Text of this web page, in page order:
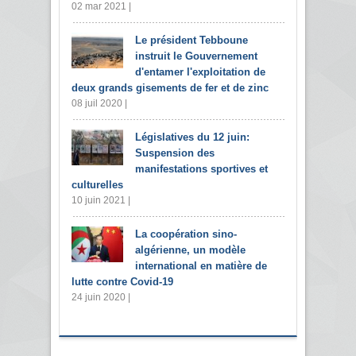
02 mar 2021 |
Le président Tebboune
instruit le Gouvernement
d'entamer l'exploitation de
deux grands gisements de fer et de zinc
08 juil 2020 |
Législatives du 12 juin:
Suspension des
manifestations sportives et
culturelles
10 juin 2021 |
La coopération sino-
algérienne, un modèle
international en matière de
lutte contre Covid-19
24 juin 2020 |